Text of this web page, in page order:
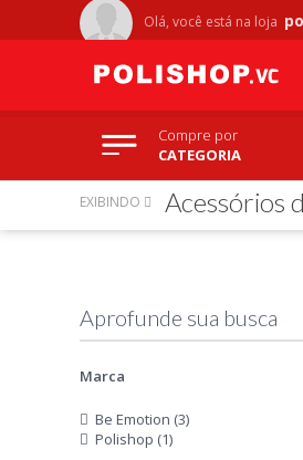
Olá, você está na loja
Compre por
CATEGORIA
Marca
Be Emotion (3)
Polishop (1)
EXIBINDO Acessórios